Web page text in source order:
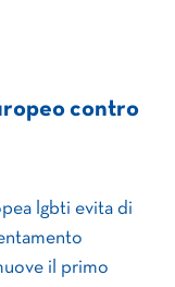
contro
lgbti evita di
il primo